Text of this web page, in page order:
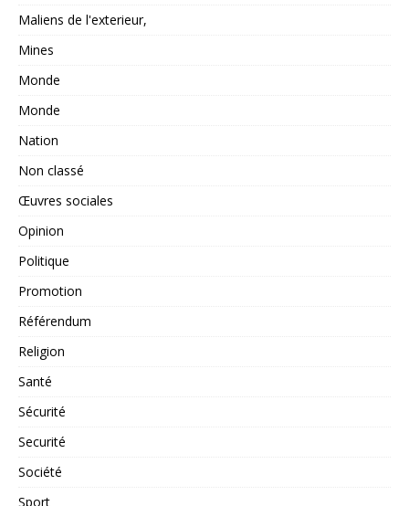
Maliens de l'exterieur,
Mines
Monde
Monde
Nation
Non classé
Œuvres sociales
Opinion
Politique
Promotion
Référendum
Religion
Santé
Sécurité
Securité
Société
Sport